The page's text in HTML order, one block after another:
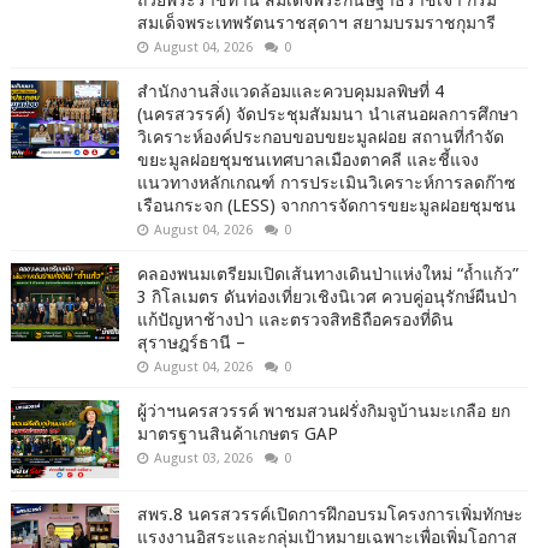
สมเด็จพระเทพรัตนราชสุดาฯ สยามบรมราชกุมารี
August 04, 2026 0
สำนักงานสิ่งแวดล้อมและควบคุมมลพิษที่ 4
(นครสวรรค์) จัดประชุมสัมมนา นำเสนอผลการศึกษา
วิเคราะห์องค์ประกอบขอบขยะมูลฝอย สถานที่กำจัด
ขยะมูลฝอยชุมชนเทศบาลเมืองตาคลี และชี้แจง
แนวทางหลักเกณฑ์ การประเมินวิเคราะห์การลดก๊าซ
เรือนกระจก (LESS) จากการจัดการขยะมูลฝอยชุมชน
August 04, 2026 0
คลองพนมเตรียมเปิดเส้นทางเดินป่าแห่งใหม่ “ถ้ำแก้ว”
3 กิโลเมตร ดันท่องเที่ยวเชิงนิเวศ ควบคู่อนุรักษ์ผืนป่า
แก้ปัญหาช้างป่า และตรวจสิทธิถือครองที่ดิน
สุราษฎร์ธานี –
August 04, 2026 0
ผู้ว่าฯนครสวรรค์ พาชมสวนฝรั่งกิมจูบ้านมะเกลือ ยก
มาตรฐานสินค้าเกษตร GAP
August 03, 2026 0
สพร.8 นครสวรรค์เปิดการฝึกอบรมโครงการเพิ่มทักษะ
แรงงานอิสระและกลุ่มเป้าหมายเฉพาะเพื่อเพิ่มโอกาส